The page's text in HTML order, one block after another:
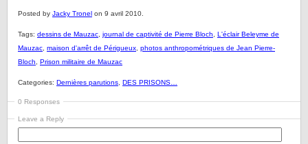
Posted by Jacky Tronel on 9 avril 2010.
Tags: dessins de Mauzac journal de captivité de Pierre Bloch
L'éclair Beleyme de
Mauzac maison d'arrêt de Périgueux photos anthropométriques de Jean Pierre-
Bloch
Prison militaire de Mauzac
Categories: Dernières parutions DES PRISONS…
0 Responses
Leave a Reply